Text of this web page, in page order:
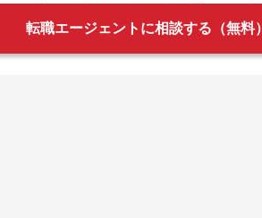
転職エージェントに相談する（無料）